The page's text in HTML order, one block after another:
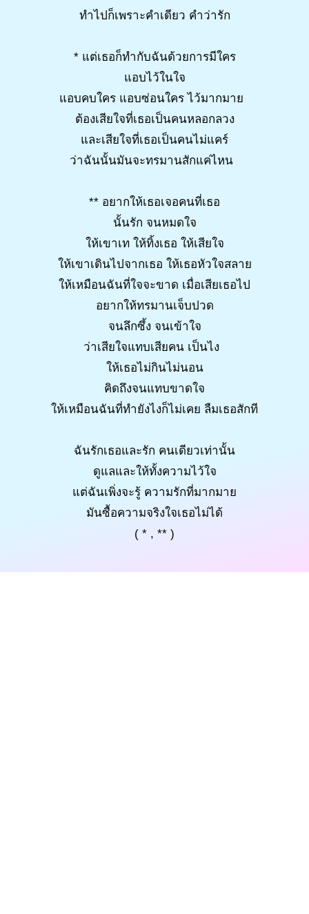
ทำไปก็เพราะคำเดียว คำว่ารัก
* แต่เธอก็ทำกับฉันด้วยการมีใคร
แอบไว้ในใจ
แอบคบใคร แอบซ่อนใคร ไว้มากมาย
ต้องเสียใจที่เธอเป็นคนหลอกลวง
และเสียใจที่เธอเป็นคนไม่แคร์
ว่าฉันนั้นมันจะทรมานสักแค่ไหน
** อยากให้เธอเจอคนที่เธอ
นั้นรัก จนหมดใจ
ให้เขาเท ให้ทิ้งเธอ ให้เสียใจ
ให้เขาเดินไปจากเธอ ให้เธอหัวใจสลาย
ให้เหมือนฉันที่ใจจะขาด เมื่อเสียเธอไป
อยากให้ทรมานเจ็บปวด
จนลึกซึ้ง จนเข้าใจ
ว่าเสียใจแทบเสียคน เป็นไง
ให้เธอไม่กินไม่นอน
คิดถึงจนแทบขาดใจ
ให้เหมือนฉันที่ทำยังไงก็ไม่เคย ลืมเธอสักที
ฉันรักเธอและรัก คนเดียวเท่านั้น
ดูแลและให้ทั้งความไว้ใจ
แต่ฉันเพิ่งจะรู้ ความรักที่มากมาย
มันซื้อความจริงใจเธอไม่ได้
( * , ** )